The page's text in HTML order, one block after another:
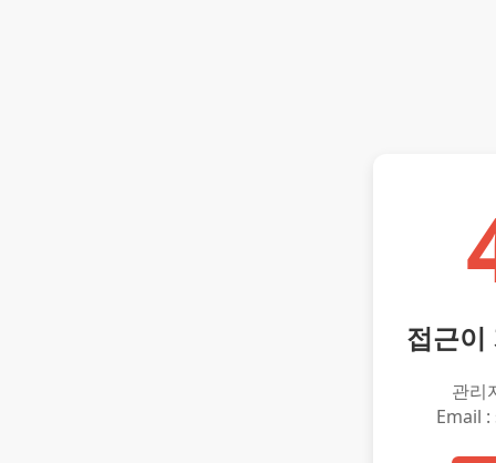
접근이
관리
Email